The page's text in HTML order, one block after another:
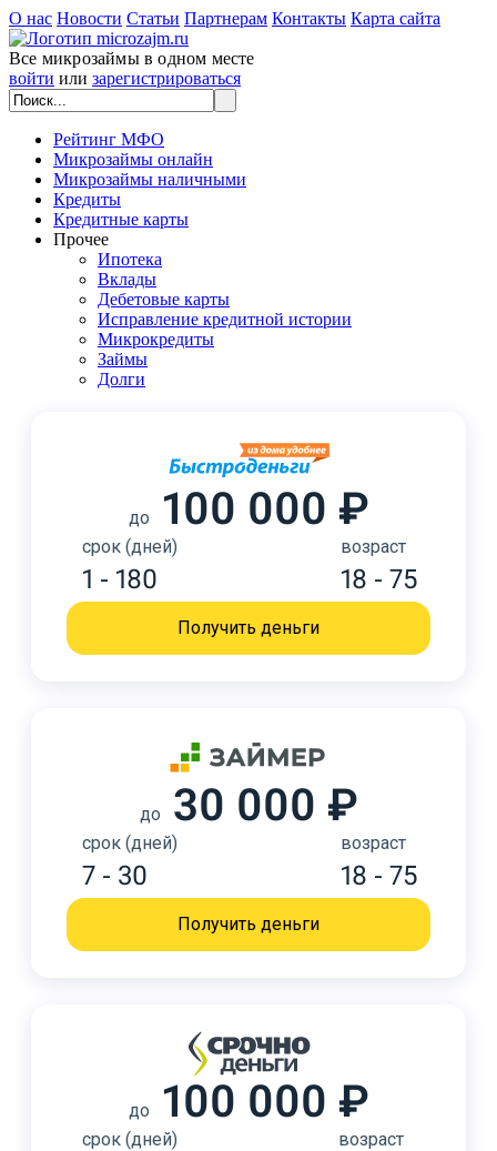
О нас Новости Статьи Партнерам Контакты Карта сайта
Все микрозаймы в одном месте
войти или зарегистрироваться
Рейтинг МФО
Микрозаймы онлайн
Микрозаймы наличными
Кредиты
Кредитные карты
Прочее
Ипотека
Вклады
Дебетовые карты
Исправление кредитной истории
Микрокредиты
Займы
Долги
до 100 000 ₽
срок (дней)
1 - 180
возраст
18 - 75
Получить деньги
до 30 000 ₽
срок (дней)
7 - 30
возраст
18 - 75
Получить деньги
до 100 000 ₽
срок (дней) возраст